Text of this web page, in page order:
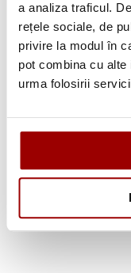
a analiza traficul.
rețele sociale, de
privire la modul în
pot combina cu
urma folosirii
Ata transparenta
50m Madeira 9663
24,90 lei